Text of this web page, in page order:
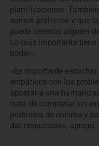
planificaciones.
somos perfectos y que
puede tenerlas alguien
Lo más importante tiene
poder».
«Es importante
empáticos con los
apostar a una
trata de completar los
problema de encima y
dar respuestas», agregó.